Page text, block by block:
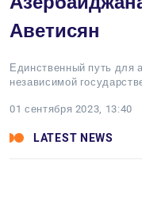
Аветисян
Единственный путь для
независимой
01 сентября 2023, 13:40
LATEST NEWS